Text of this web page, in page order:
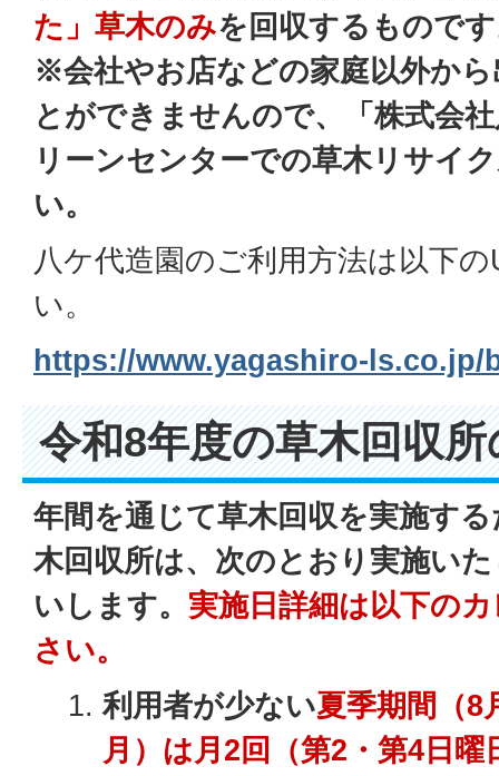
た」草木のみを回収するもので
※会社やお店などの家庭以外か
とができませんので、「株式会
リーンセンターでの草木リサイ
い。
八ケ代造園のご利用方法は以下
い。
https://www.yagashiro-
令和8年度の草木回収
年間を通じて草木回収を実施す
木回収所は、次のとおり実施い
いします。 実施日詳細は以下の
さい。
利用者が少ない夏季期間（8
月）は月2回（第2・第4日曜